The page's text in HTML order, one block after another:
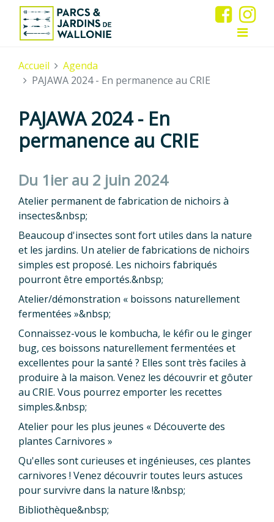
Accueil
Agenda
PAJAWA 2024 - En permanence au CRIE
PAJAWA 2024 - En
permanence au CRIE
Du 1ier au 2 juin 2024
Atelier permanent de fabrication de nichoirs à
insectes&nbsp;
Beaucoup d'insectes sont fort utiles dans la nature
et les jardins. Un atelier de fabrications de nichoirs
simples est proposé. Les nichoirs fabriqués
pourront être emportés.&nbsp;
Atelier/démonstration « boissons naturellement
fermentées »&nbsp;
Connaissez-vous le kombucha, le kéfir ou le ginger
bug, ces boissons naturellement fermentées et
excellentes pour la santé ? Elles sont très faciles à
produire à la maison. Venez les découvrir et gôuter
au CRIE. Vous pourrez emporter les recettes
simples.&nbsp;
Atelier pour les plus jeunes « Découverte des
plantes Carnivores »
Qu'elles sont curieuses et ingénieuses, ces plantes
carnivores ! Venez découvrir toutes leurs astuces
pour survivre dans la nature !&nbsp;
Bibliothèque&nbsp;